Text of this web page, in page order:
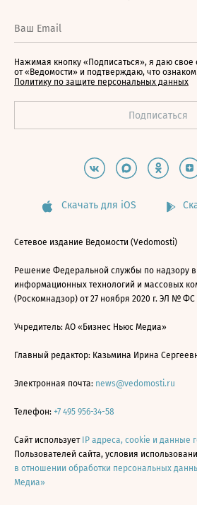
Нажимая кнопку «Подписаться», я даю свое
от «Ведомости» и подтверждаю, что
Политику по защите персональных данных
Скачать для iOS
Сетевое издание Ведомости (Vedomosti)
Решение Федеральной службы по надзору
информационных технологий и массовых
(Роскомнадзор) от 27 ноября 2020 г. ЭЛ № ФС
Учредитель: АО «Бизнес Ньюс Медиа»
Главный редактор: Казьмина Ирина
Электронная почта: news@vedomosti.ru
Телефон: +7 495 956-34-58
Сайт использует IP адреса, cookie и данные
Пользователей сайта, условия
в отношении обработки персональных
Медиа»